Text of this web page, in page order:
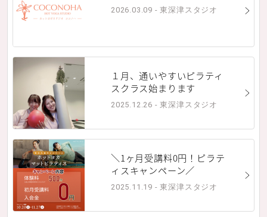
2026.03.09 - 東深津スタジオ
１月、通いやすいピラティ
スクラス始まります
2025.12.26 - 東深津スタジオ
＼1ヶ月受講料0円！ピラテ
ィスキャンペーン／
2025.11.19 - 東深津スタジオ